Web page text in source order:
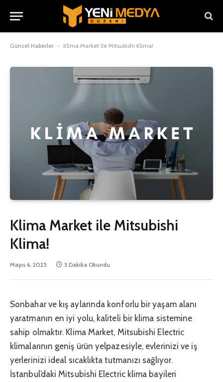
Güncel Haberler - Klima Market ile Mitsubishi Klima!
Klima Market ile Mitsubishi
Klima!
Mayıs 6, 2025 3 Dakika Okundu
Sonbahar ve kış aylarında konforlu bir yaşam alanı
yaratmanın en iyi yolu, kaliteli bir klima sistemine
sahip olmaktır. Klima Market, Mitsubishi Electric
klimalarının geniş ürün yelpazesiyle, evlerinizi ve iş
yerlerinizi ideal sıcaklıkta tutmanızı sağlıyor.
İstanbul’daki Mitsubishi Electric klima bayileri